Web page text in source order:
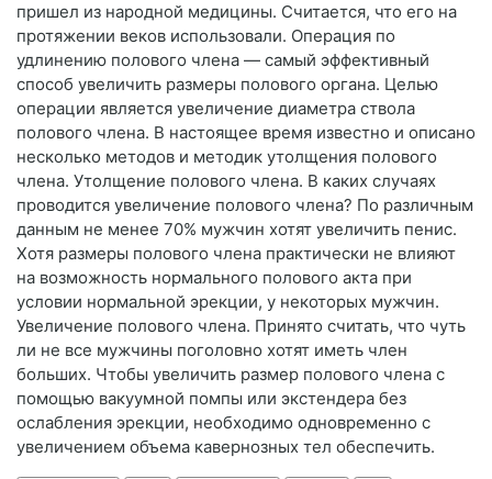
пришел из народной медицины. Считается, что его на
протяжении веков использовали. Операция по
удлинению полового члена — самый эффективный
способ увеличить размеры полового органа. Целью
операции является увеличение диаметра ствола
полового члена. В настоящее время известно и описано
несколько методов и методик утолщения полового
члена. Утолщение полового члена. В каких случаях
проводится увеличение полового члена? По различным
данным не менее 70% мужчин хотят увеличить пенис.
Хотя размеры полового члена практически не влияют
на возможность нормального полового акта при
условии нормальной эрекции, у некоторых мужчин.
Увеличение полового члена. Принято считать, что чуть
ли не все мужчины поголовно хотят иметь член
больших. Чтобы увеличить размер полового члена с
помощью вакуумной помпы или экстендера без
ослабления эрекции, необходимо одновременно с
увеличением объема кавернозных тел обеспечить.